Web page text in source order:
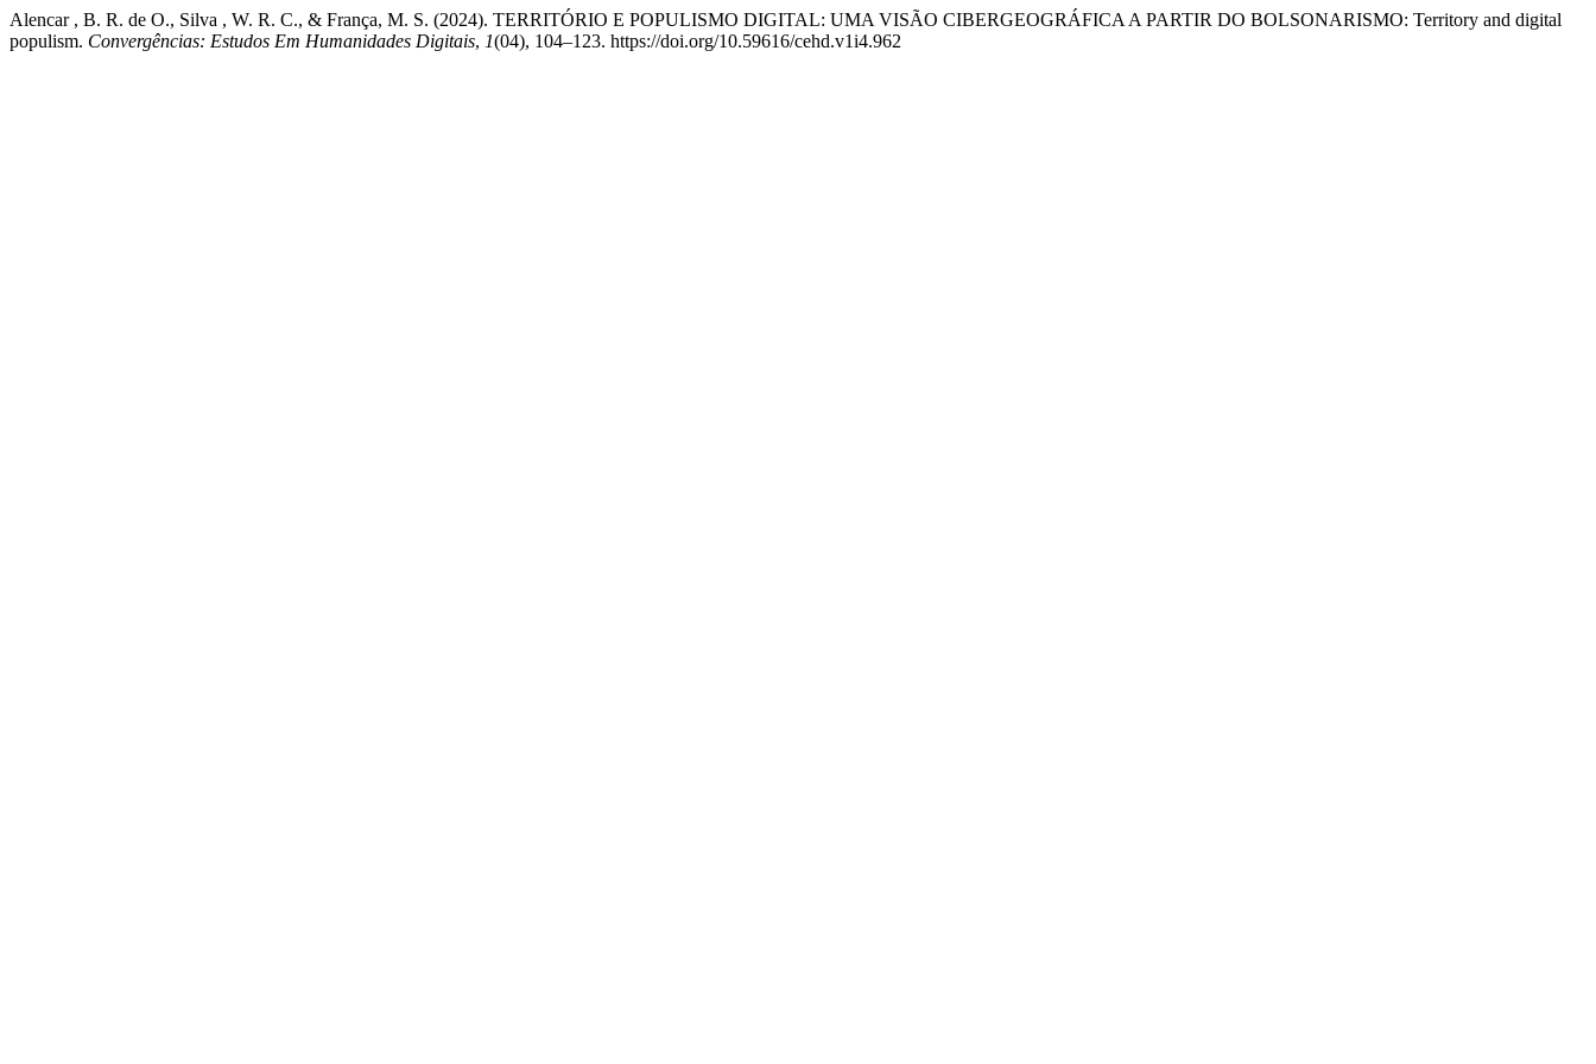
Alencar , B. R. de O., Silva , W. R. C., & França, M. S. (2024). TERRITÓRIO E POPULISMO DIGITAL: UMA VISÃO CIBERGEOGRÁFICA A PARTIR DO BOLSONARISMO: Territory and digital
populism. Convergências: Estudos Em Humanidades Digitais, 1(04), 104–123. https://doi.org/10.59616/cehd.v1i4.962